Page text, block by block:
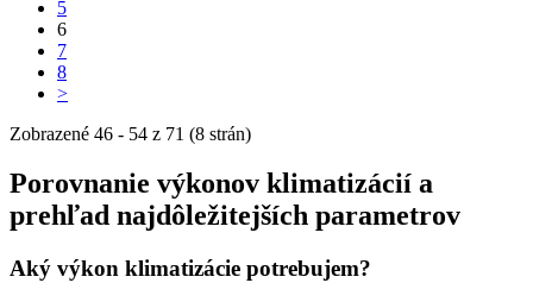
5
6
7
8
>
Zobrazené 46 - 54 z 71 (8 strán)
Porovnanie výkonov klimatizácií a
prehľad najdôležitejších parametrov
Aký výkon klimatizácie potrebujem?